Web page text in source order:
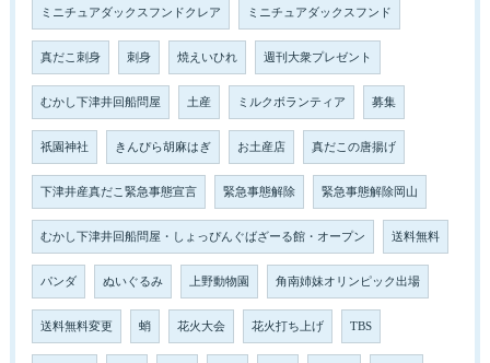
ミニチュアダックスフンドクレア ミニチュアダックスフンド
真だこ刺身 刺身 焼えいひれ 週刊大衆プレゼント
むかし下津井回船問屋 土産 ミルクボランティア 募集
祇園神社 きんぴら胡麻はぎ お土産店 真だこの唐揚げ
下津井産真だこ緊急事態宣言 緊急事態解除 緊急事態解除岡山
むかし下津井回船問屋・しょっぴんぐばざーる館・オープン 送料無料
パンダ ぬいぐるみ 上野動物園 角南姉妹オリンピック出場
送料無料変更 蛸 花火大会 花火打ち上げ TBS